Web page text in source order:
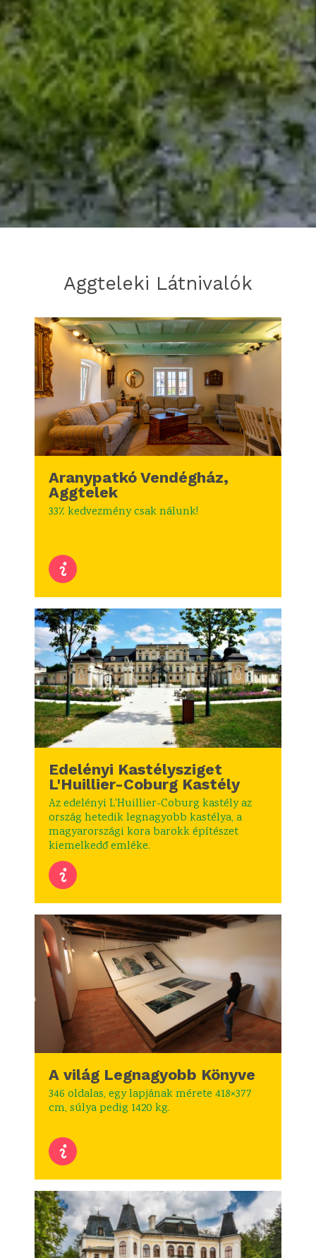
Aggteleki Látnivalók
Aranypatkó Vendégház,
Aggtelek
33٪ kedvezmény csak nálunk!
Edelényi Kastélysziget
L'Huillier-Coburg Kastély
Az edelényi L'Huillier-Coburg kastély az
ország hetedik legnagyobb kastélya, a
magyarországi kora barokk építészet
kiemelkedő emléke.
A világ Legnagyobb Könyve
346 oldalas, egy lapjának mérete 418×377
cm, súlya pedig 1420 kg.